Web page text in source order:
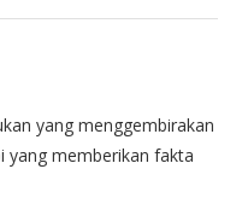
yang menggembirakan
yang memberikan fakta